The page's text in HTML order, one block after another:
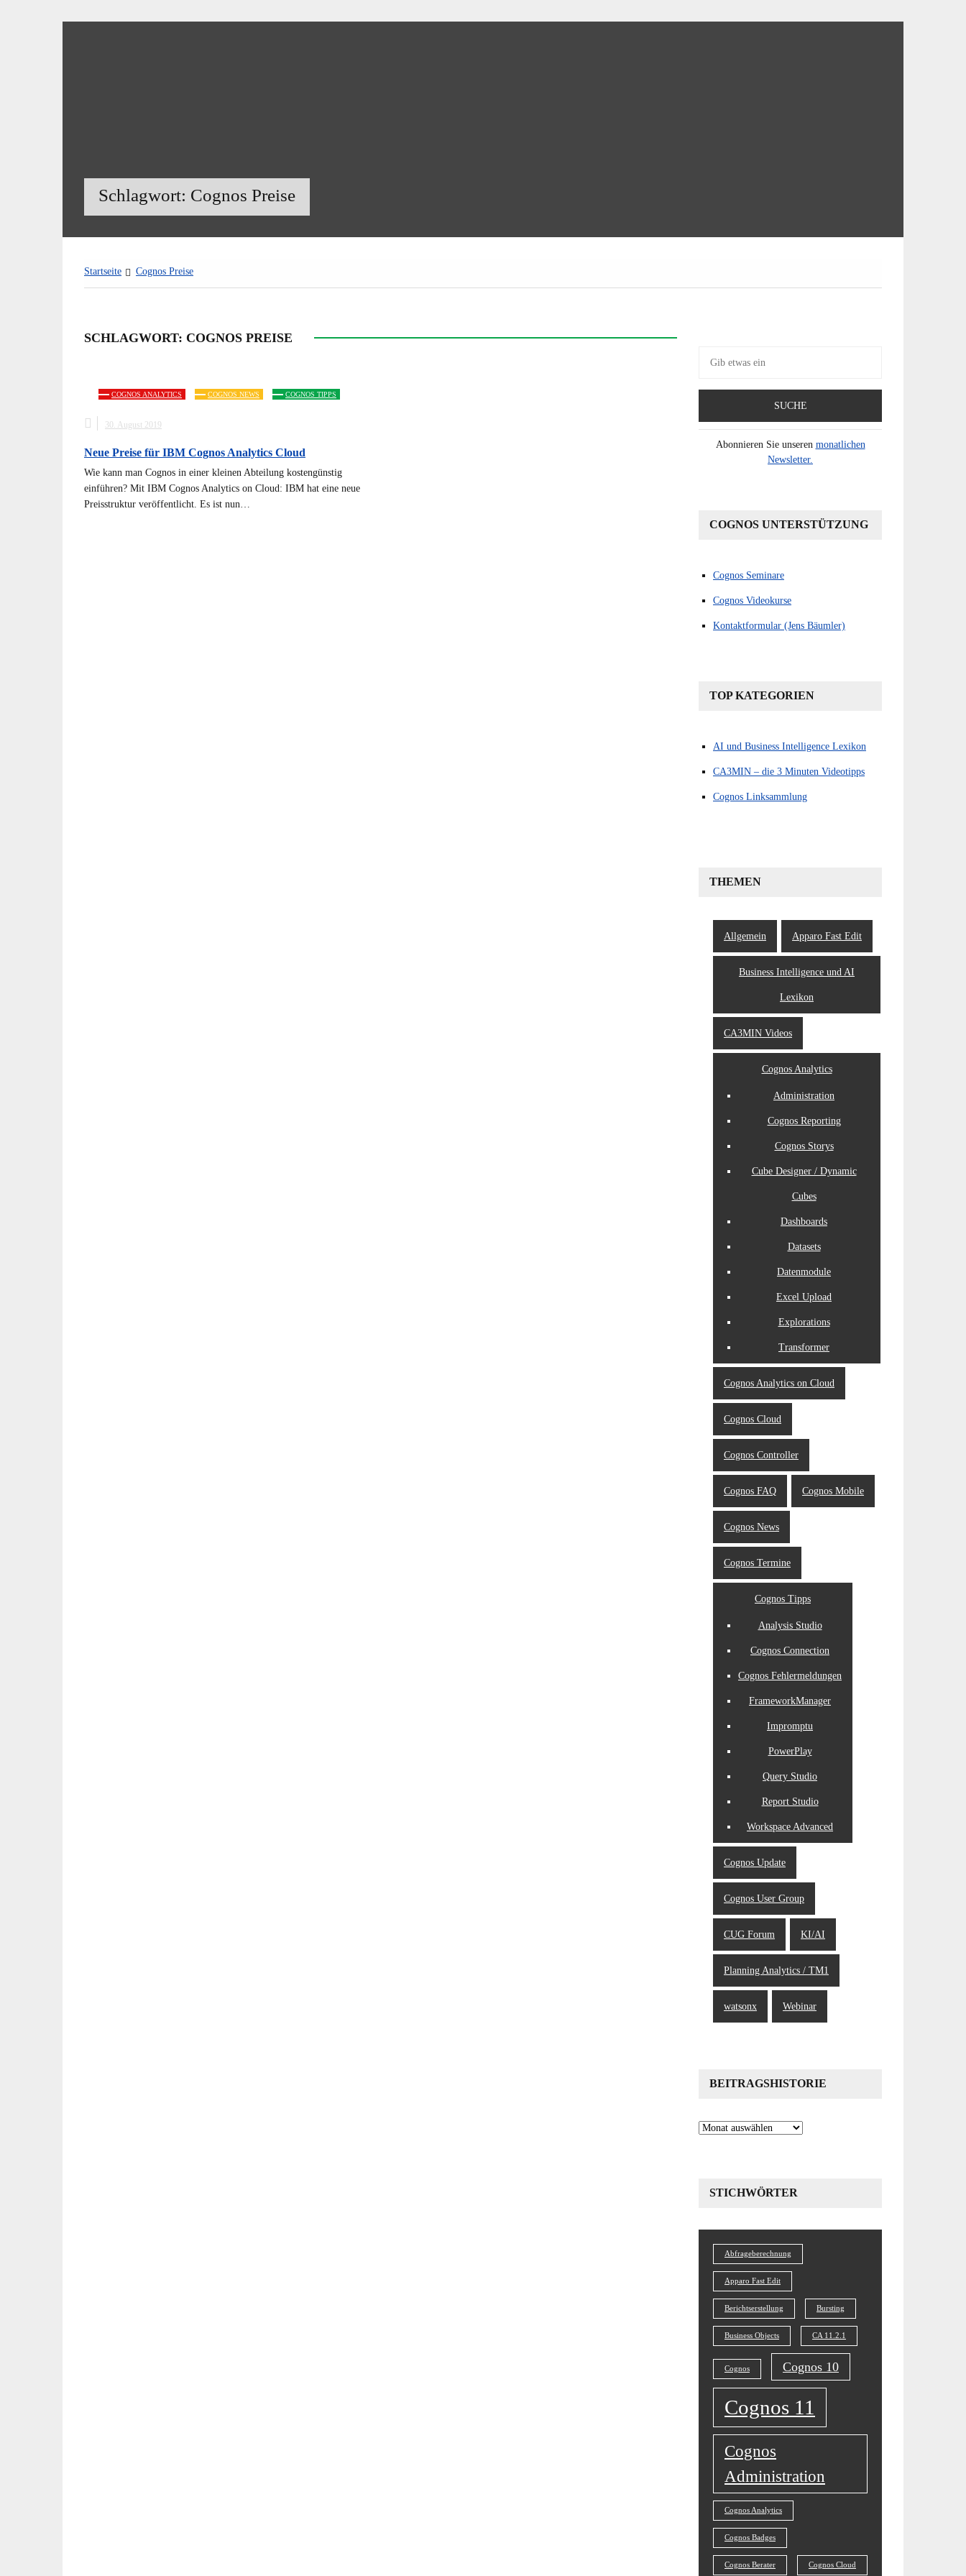
Schlagwort: Cognos Preise
Startseite Cognos Preise
SCHLAGWORT: COGNOS PREISE
COGNOS ANALYTICS COGNOS NEWS COGNOS TIPPS
30. August 2019
Neue Preise für IBM Cognos Analytics Cloud
Wie kann man Cognos in einer kleinen Abteilung kostengünstig
einführen? Mit IBM Cognos Analytics on Cloud: IBM hat eine neue
Preisstruktur veröffentlicht. Es ist nun…
nach:
Abonnieren Sie unseren monatlichen
Newsletter.
COGNOS UNTERSTÜTZUNG
Cognos Seminare
Cognos Videokurse
Kontaktformular (Jens Bäumler)
TOP KATEGORIEN
AI und Business Intelligence Lexikon
CA3MIN – die 3 Minuten Videotipps
Cognos Linksammlung
THEMEN
Allgemein Apparo Fast Edit
Business Intelligence und AI
Lexikon
CA3MIN Videos
Cognos Analytics
Administration
Cognos Reporting
Cognos Storys
Cube Designer / Dynamic
Cubes
Dashboards
Datasets
Datenmodule
Excel Upload
Explorations
Transformer
Cognos Analytics on Cloud
Cognos Cloud
Cognos Controller
Cognos FAQ Cognos Mobile
Cognos News
Cognos Termine
Cognos Tipps
Analysis Studio
Cognos Connection
Cognos Fehlermeldungen
FrameworkManager
Impromptu
PowerPlay
Query Studio
Report Studio
Workspace Advanced
Cognos Update
Cognos User Group
CUG Forum KI/AI
Planning Analytics / TM1
watsonx Webinar
BEITRAGSHISTORIE
Beitragshistorie
STICHWÖRTER
Abfrageberechnung
Apparo Fast Edit
Berichtserstellung Bursting
Business Objects CA 11.2.1
Cognos Cognos 10
Cognos 11
Cognos
Administration
Cognos Analytics
Cognos Badges
Cognos Berater Cognos Cloud